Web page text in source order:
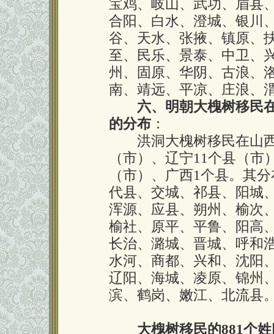
宝鸡、岐山、武功、眉县
合阳、白水、澄城、银川
谷、天水、张掖、镇原、
至、民乐、景泰、中卫、
州、固原、华阴、古浪、
南、靖远、平凉、庄浪、
六、明朝大槐树移民
的分布 ：
洪洞大槐树移民在山西
（市）、辽宁11个县（
（市）、广西1个县。其
代县、交城、祁县、阳城
浑源、应县、朔州、榆次
榆社、原平、平鲁、阳高
长治、潞城、晋城、呼和
水河、商都、兴和、沈阳
辽阳、海城、凌原、锦州
滨、鹤岗、嫩江、北流县
大槐树移民的881个